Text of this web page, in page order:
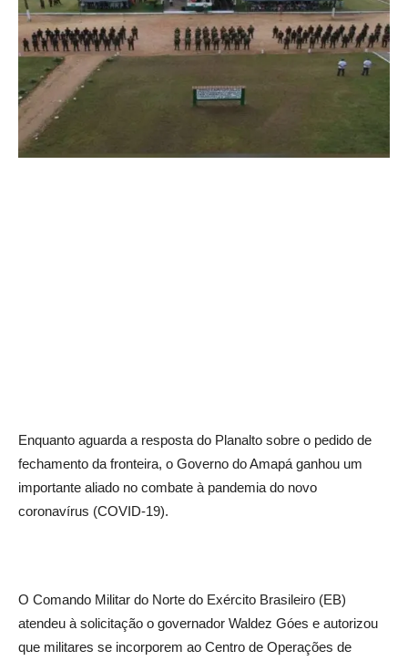
Enquanto aguarda a resposta do Planalto sobre o pedido de
fechamento da fronteira, o Governo do Amapá ganhou um
importante aliado no combate à pandemia do novo
coronavírus (COVID-19).
O Comando Militar do Norte do Exército Brasileiro (EB)
atendeu à solicitação o governador Waldez Góes e autorizou
que militares se incorporem ao Centro de Operações de